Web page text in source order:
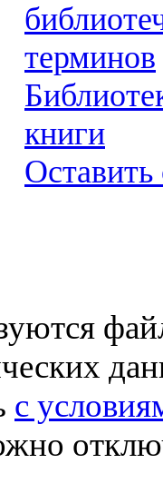
терминов
книги
Оставить
с